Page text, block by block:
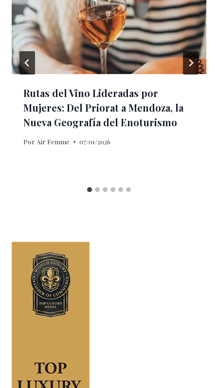
Rutas del Vino Lideradas por
Mujeres: Del Priorat a Mendoza, la
Nueva Geografía del Enoturismo
Por Air Femme 07/01/2026